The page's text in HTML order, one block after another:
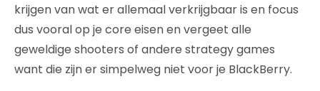
krijgen van wat er allemaal verkrijgbaar is en focus
dus vooral op je core eisen en vergeet alle
geweldige shooters of andere strategy games
want die zijn er simpelweg niet voor je BlackBerry.